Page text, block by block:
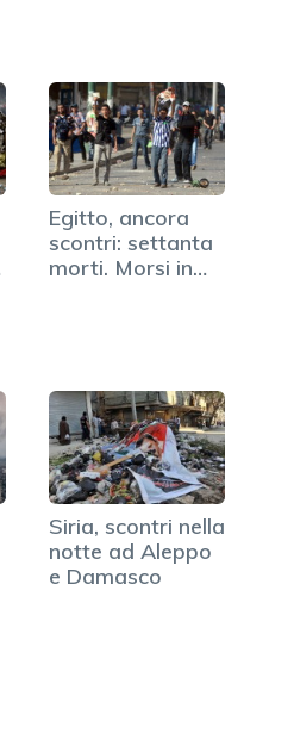
Egitto, ancora
scontri: settanta
morti. Morsi in…
Siria, scontri nella
notte ad Aleppo
e Damasco